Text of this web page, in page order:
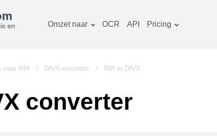
en
Omzet naar
Beeld converter
Boeken converter
OCR API Pricing
naar RM / DIVX-omzetter / RM to DIVX
converter